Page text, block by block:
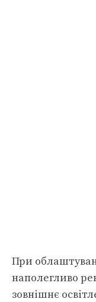
При
наполегливо
зовнішнє